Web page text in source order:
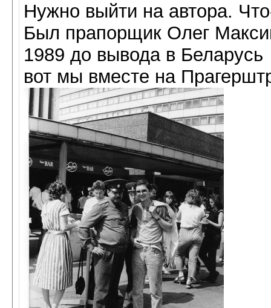
Нужно выйти на автора.
Был прапорщик Олег
1989 до вывода в Беларусь
вот мы вместе на